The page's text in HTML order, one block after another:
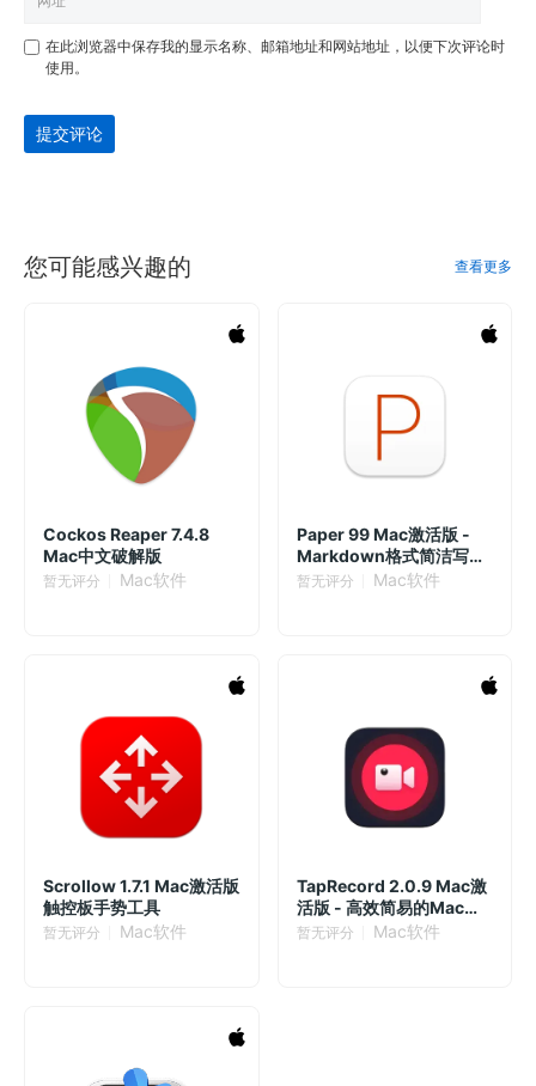
在此浏览器中保存我的显示名称、邮箱地址和网站地址，以便下次评论时
使用。
提交评论
您可能感兴趣的 查看更多
Cockos Reaper 7.4.8
Mac中文破解版
暂无评分 Mac软件
Paper 99 Mac激活版 -
Markdown格式简洁写作
应用
暂无评分 Mac软件
Scrollow 1.7.1 Mac激活版
触控板手势工具
暂无评分 Mac软件
TapRecord 2.0.9 Mac激
活版 - 高效简易的Mac屏
幕录制软件
暂无评分 Mac软件